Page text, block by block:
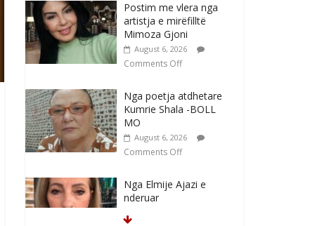
Postim me vlera nga
artistja e mirëfilltë
Mimoza Gjoni
August 6, 2026
Comments Off
Nga poetja atdhetare
Kumrie Shala -BOLL
MO
August 6, 2026
Comments Off
Nga Elmije Ajazi e
nderuar